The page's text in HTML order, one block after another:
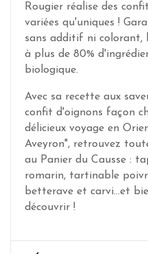
Rougier réalise des
variées qu'uniques !
sans additif ni colorant,
à plus de 80%
biologique.
Avec sa recette aux
confit d'oignons façon
délicieux voyage en
Aveyron", retrouvez
au Panier du Causse :
romarin, tartinable
betterave et carvi...et
découvrir !